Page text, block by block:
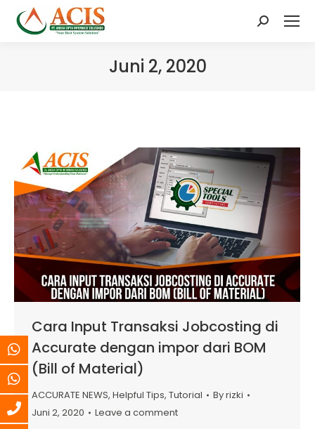
Search:
Juni 2, 2020
Cara Input Transaksi Jobcosting di
Accurate dengan impor dari BOM
(Bill of Material)
ACCURATE NEWS, Helpful Tips, Tutorial Byrizki
Juni 2, 2020
Leave a comment